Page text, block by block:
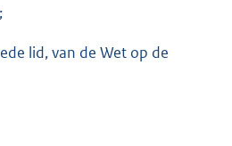
lid, van de Wet op de